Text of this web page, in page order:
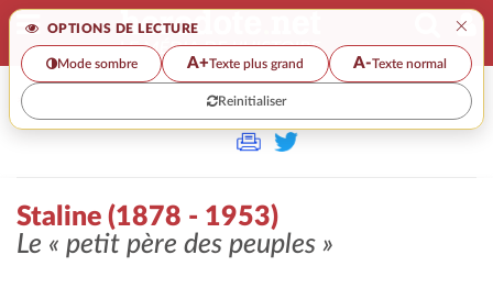
OPTIONS DE LECTURE ×
Mode sombre A+Texte plus grand A-Texte normal
Reinitialiser
>
Staline (1878 - 1953)
Le « petit père des peuples »